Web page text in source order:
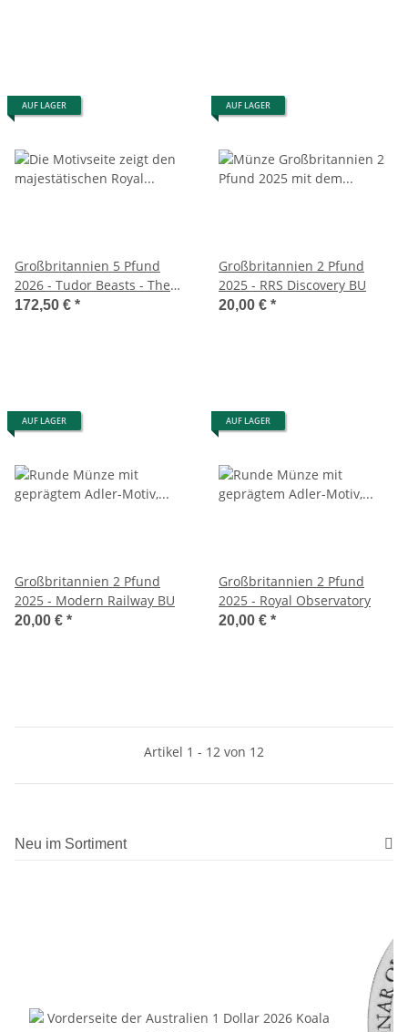
AUF LAGER
Großbritannien 5 Pfund
2026 - Tudor Beasts - The
Royal Dragon - 2 oz.
172,50 € *
AUF LAGER
Großbritannien 2 Pfund
2025 - RRS Discovery BU
20,00 € *
AUF LAGER
Großbritannien 2 Pfund
2025 - Modern Railway BU
20,00 € *
AUF LAGER
Großbritannien 2 Pfund
2025 - Royal Observatory
20,00 € *
Artikel 1 - 12 von 12
Neu im Sortiment